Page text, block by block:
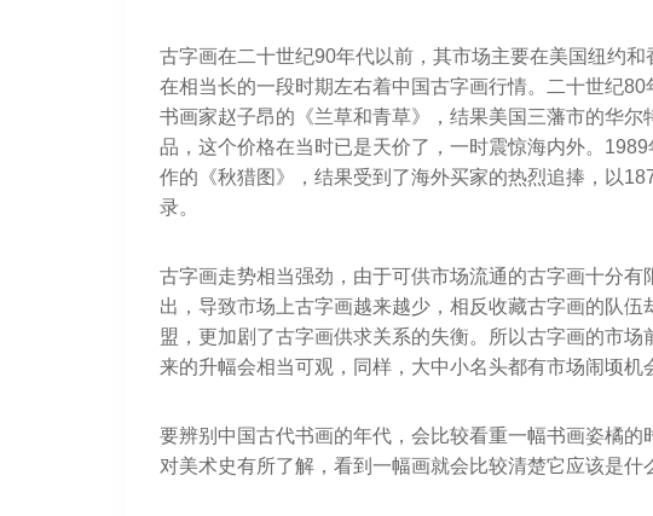
古字画在二十世纪90年代以前，其市场主要在美国纽约
在相当长的一段时期左右着中国古字画行情。二十世纪
书画家赵子昂的《兰草和青草》，结果美国三藩市的华
品，这个价格在当时已是天价了，一时震惊海内外。
作的《秋猎图》，结果受到了海外买家的热烈追捧，以
录。
古字画走势相当强劲，由于可供市场流通的古字画十分
出，导致市场上古字画越来越少，相反收藏古字画的队
盟，更加剧了古字画供求关系的失衡。所以古字画的市
来的升幅会相当可观，同样，大中小名头都有市场闹顷机
要辨别中国古代书画的年代，会比较看重一幅书画姿橘
对美术史有所了解，看到一幅画就会比较清楚它应该是什